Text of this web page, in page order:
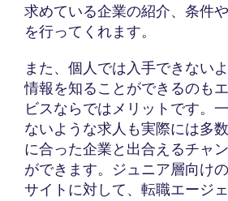
求めている企業の紹介、条件
を行ってくれます。
また、個人では入手できない
情報を知ることができるのも
ビスならではメリットです。
ないような求人も実際には多
に合った企業と出合えるチャ
ができます。ジュニア層向け
サイトに対して、転職エージ